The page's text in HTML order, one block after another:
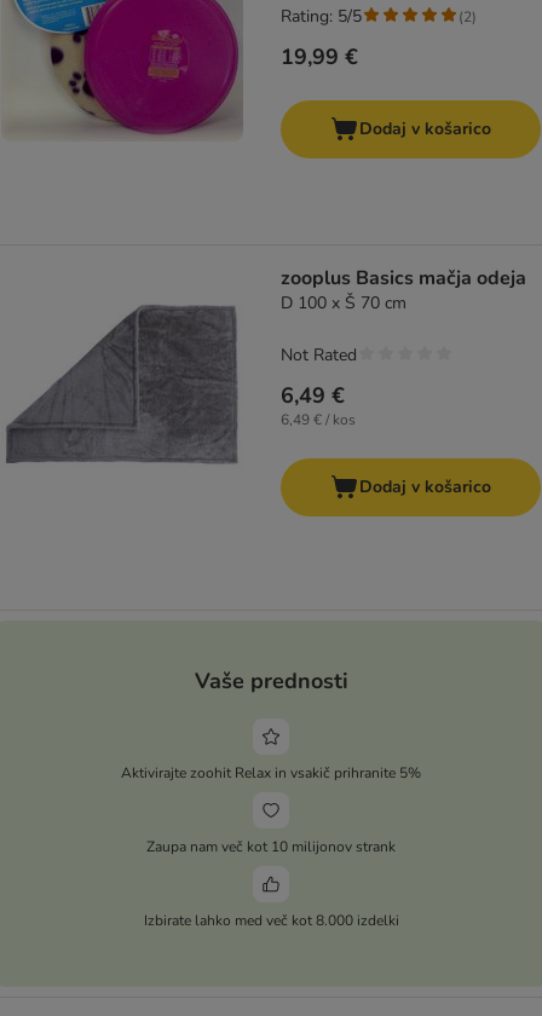
19,99 €
Rating: 5/5 (2)
Dodaj v košarico
zooplus Basics mačja odeja
D 100 x Š 70 cm
6,49 €
6,49 € / kos
Not Rated
Dodaj v košarico
Vaše prednosti
Aktivirajte zoohit Relax in vsakič prihranite 5%
Zaupa nam več kot 10 milijonov strank
Izbirate lahko med več kot 8.000 izdelki